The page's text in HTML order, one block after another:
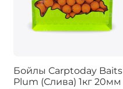
Бойлы Carptoday Baits
Plum (Слива) 1кг 20мм